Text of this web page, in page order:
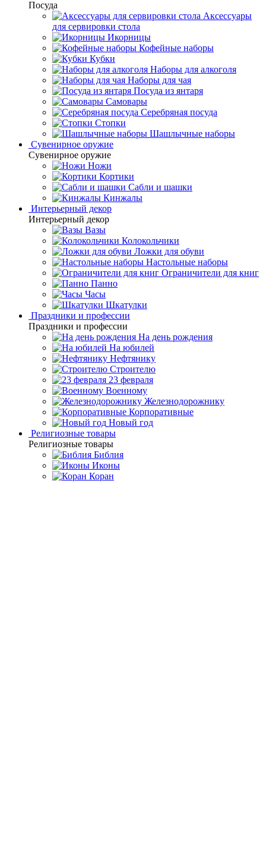
Посуда
Аксессуары
для сервировки стола
Икорницы
Кофейные наборы
Кубки
Наборы для алкоголя
Наборы для чая
Посуда из янтаря
Самовары
Серебряная посуда
Стопки
Шашлычные наборы
Сувенирное оружие
Сувенирное оружие
Ножи
Кортики
Сабли и шашки
Кинжалы
Интерьерный декор
Интерьерный декор
Вазы
Колокольчики
Ложки для обуви
Настольные наборы
Ограничители для книг
Панно
Часы
Шкатулки
Праздники и профессии
Праздники и профессии
На день рождения
На юбилей
Нефтянику
Строителю
23 февраля
Военному
Железнодорожнику
Корпоративные
Новый год
Религиозные товары
Религиозные товары
Библия
Иконы
Коран